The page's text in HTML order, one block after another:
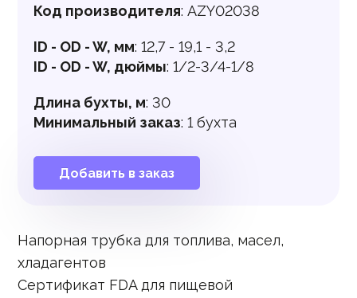
Код производителя: AZY02038
ID - OD - W, мм: 12,7 - 19,1 - 3,2
ID - OD - W, дюймы: 1/2-3/4-1/8
Длина бухты, м: 30
Минимальный заказ: 1 бухта
Добавить в заказ
Напорная трубка для топлива, масел,
хладагентов
Сертификат FDA для пищевой